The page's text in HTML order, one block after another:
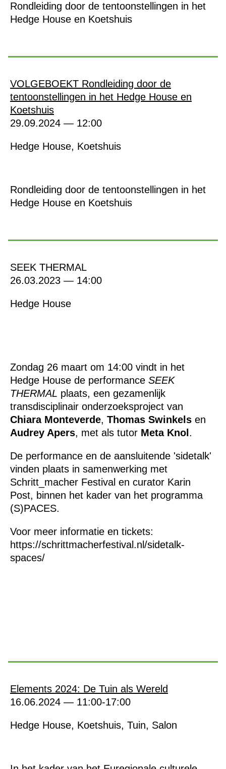
Rondleiding door de tentoonstellingen in het
Hedge House en Koetshuis
VOLGEBOEKT Rondleiding door de
tentoonstellingen in het Hedge House en
Koetshuis
29.09.2024 — 12:00
Hedge House, Koetshuis
Rondleiding door de tentoonstellingen in het
Hedge House en Koetshuis
SEEK THERMAL
26.03.2023 — 14:00
Hedge House
Zondag 26 maart om 14:00 vindt in het
Hedge House de performance SEEK
THERMAL plaats, een gezamenlijk
transdisciplinair onderzoeksproject van
Chiara Monteverde, Thomas Swinkels en
Audrey Apers, met als tutor Meta Knol .
De performance en de aansluitende 'sidetalk'
vinden plaats in samenwerking met
Schritt_macher Festival en curator Karin
Post, binnen het kader van het programma
(S)PACES.
Voor meer informatie en tickets:
https://schrittmacherfestival.nl/sidetalk-
spaces/
Elements 2024: De Tuin als Wereld
16.06.2024 — 11:00-17:00
Hedge House, Koetshuis, Tuin, Salon